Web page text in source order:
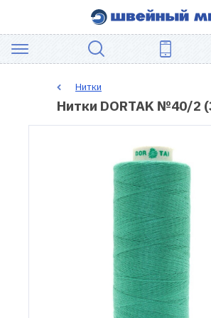
ШВЕЙНОЕ
Нитки
Нитки DORTAK №40/2